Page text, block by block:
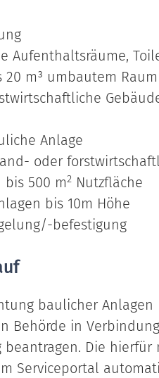
Aufenthaltsräume,
m³ umbautem Raum
Anlage
oder
500 m2 Nutzfläche
bis 10m Höhe
befestigung
baulicher
Behörde in
beantragen. Die
Serviceportal